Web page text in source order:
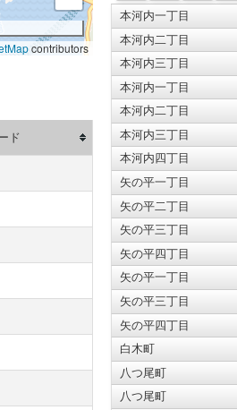
contributors
ド
本河内一丁目
本河内二丁目
本河内三丁目
本河内一丁目
本河内二丁目
本河内三丁目
本河内四丁目
矢の平一丁目
矢の平二丁目
矢の平三丁目
矢の平四丁目
矢の平一丁目
矢の平三丁目
矢の平四丁目
白木町
八つ尾町
八つ尾町